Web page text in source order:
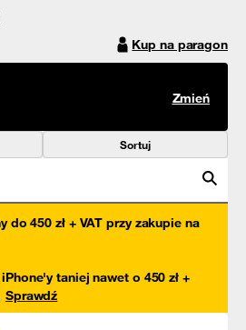
Kup na paragon
Zmień
Sortuj
do 450 zł + VAT przy zakupie na
taniej nawet o 450 zł +
Sprawdź